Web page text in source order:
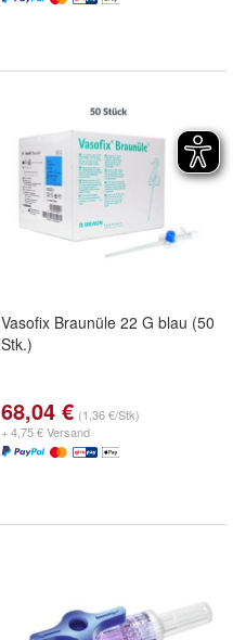
Vasofix Braunüle 22 G blau (50
Stk.)
68,04 € (1,36 €/Stk)
+ 4,75 € Versand